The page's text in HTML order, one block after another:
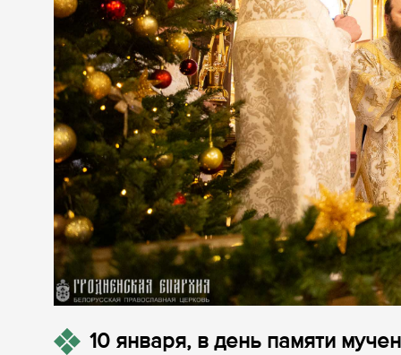
10 января, в день памяти